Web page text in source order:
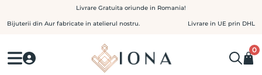
to
Livrare Gratuita oriunde in Romania!
Bijuterii din Aur fabricate in atelierul nostru. Livrare in UE prin DHL
0